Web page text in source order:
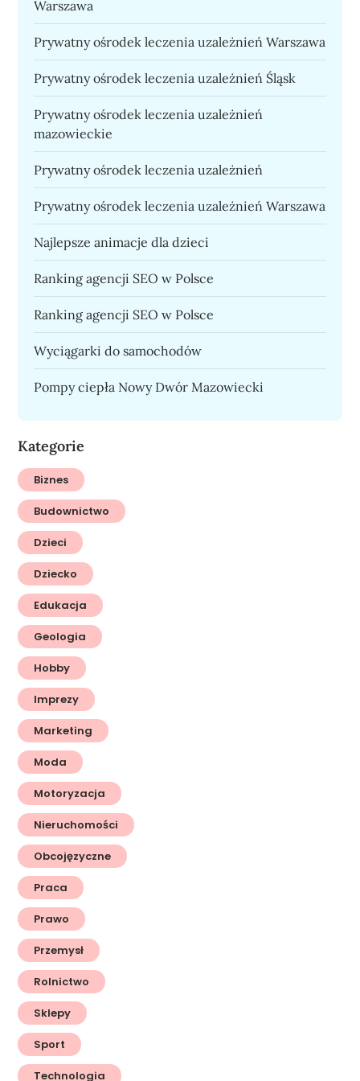
Warszawa
Prywatny ośrodek leczenia uzależnień Warszawa
Prywatny ośrodek leczenia uzależnień Śląsk
Prywatny ośrodek leczenia uzależnień
mazowieckie
Prywatny ośrodek leczenia uzależnień
Prywatny ośrodek leczenia uzależnień Warszawa
Najlepsze animacje dla dzieci
Ranking agencji SEO w Polsce
Ranking agencji SEO w Polsce
Wyciągarki do samochodów
Pompy ciepła Nowy Dwór Mazowiecki
Kategorie
Biznes
Budownictwo
Dzieci
Dziecko
Edukacja
Geologia
Hobby
Imprezy
Marketing
Moda
Motoryzacja
Nieruchomości
Obcojęzyczne
Praca
Prawo
Przemysł
Rolnictwo
Sklepy
Sport
Technologia